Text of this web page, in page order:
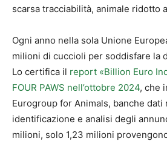
scarsa tracciabilità, animale ridotto
Ogni anno nella sola Unione
milioni di cuccioli per soddisfare la
Lo certifica il report «Billion Euro
FOUR PAWS nell’ottobre 2024, che
Eurogroup for Animals, banche dati
identificazione e analisi degli
milioni, solo 1,23 milioni